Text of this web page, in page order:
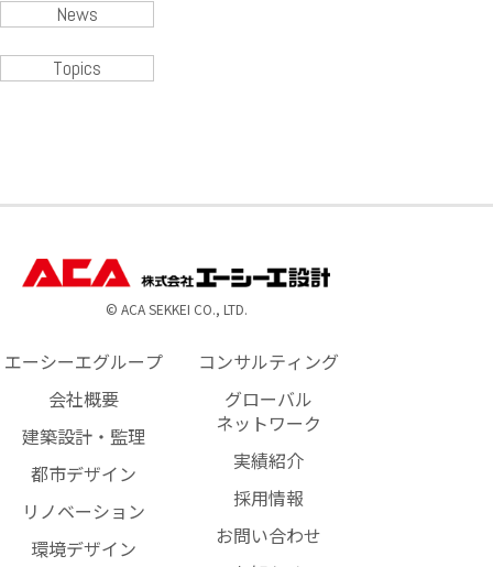
News
Topics
© ACA SEKKEI CO., LTD.
エーシーエグループ
会社概要
建築設計・監理
都市デザイン
リノベーション
環境デザイン
コンサルティング
グローバル
ネットワーク
実績紹介
採用情報
お問い合わせ